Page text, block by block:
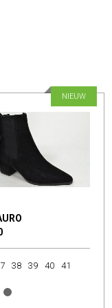
NIEUW
38 39 40
41